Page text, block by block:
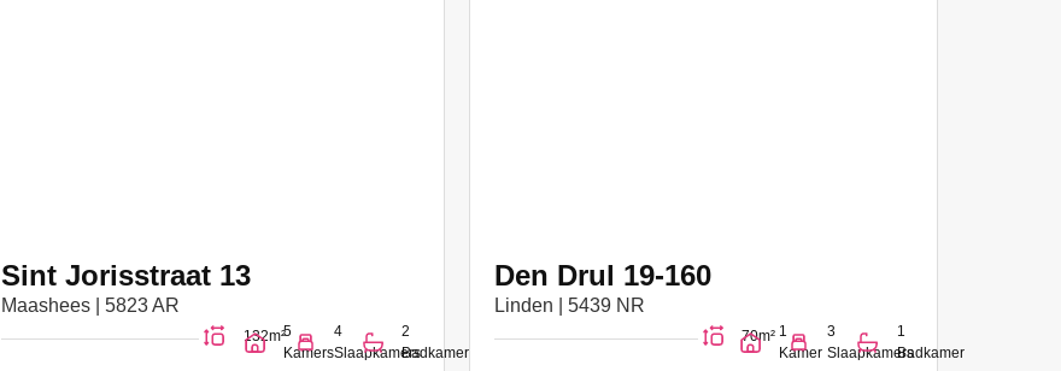
Sint Jorisstraat 13
Maashees | 5823 AR
132m²5
Kamers
4
Slaapkamers
2
Badkamers
Den Drul 19-160
Linden | 5439 NR
70m² 1
Kamer
3
Slaapkamers
1
Badkamer